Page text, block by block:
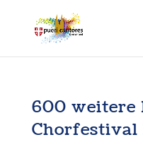
600 weitere
Chorfestival